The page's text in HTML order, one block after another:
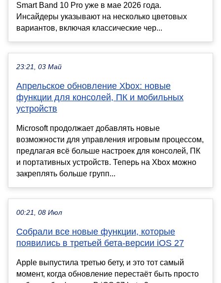
Smart Band 10 Pro уже в мае 2026 года.
Инсайдеры указывают на несколько цветовых
вариантов, включая классические чер...
23:21, 03 Май
Апрельское обновление Xbox: новые
функции для консолей, ПК и мобильных
устройств
Microsoft продолжает добавлять новые
возможности для управления игровым процессом,
предлагая всё больше настроек для консолей, ПК
и портативных устройств. Теперь на Xbox можно
закреплять больше групп...
00:21, 08 Июл
Собрали все новые функции, которые
появились в третьей бета-версии iOS 27
Apple выпустила третью бету, и это тот самый
момент, когда обновление перестаёт быть просто